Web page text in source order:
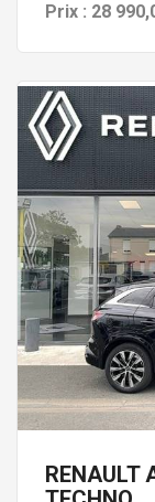
Prix : 28
RENAULT